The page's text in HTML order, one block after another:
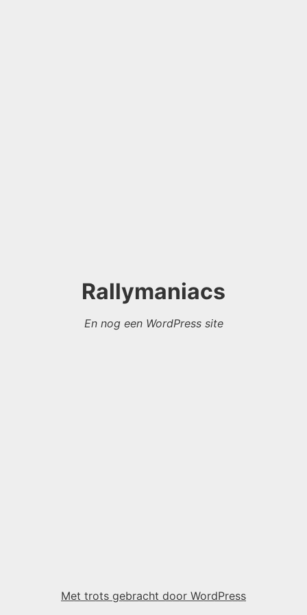
Rallymaniacs
En nog een WordPress site
Met trots gebracht door WordPress